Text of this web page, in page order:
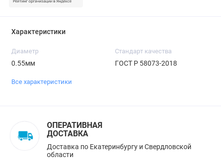
Характеристики
Диаметр
0.55мм
Стандарт качества
ГОСТ Р 58073-2018
Все характеристики
ОПЕРАТИВНАЯ
ДОСТАВКА
Доставка по Екатеринбургу и Свердловской
области